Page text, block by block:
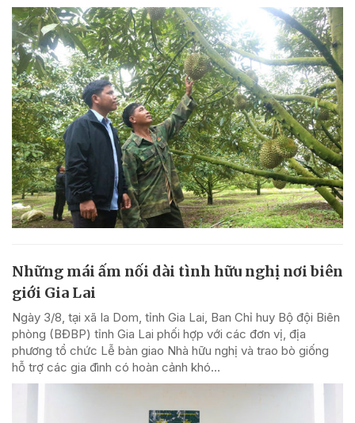
Những mái ấm nối dài tình hữu nghị nơi biên
giới Gia Lai
Ngày 3/8, tại xã Ia Dom, tỉnh Gia Lai, Ban Chỉ huy Bộ đội Biên
phòng (BĐBP) tỉnh Gia Lai phối hợp với các đơn vị, địa
phương tổ chức Lễ bàn giao Nhà hữu nghị và trao bò giống
hỗ trợ các gia đình có hoàn cảnh khó...